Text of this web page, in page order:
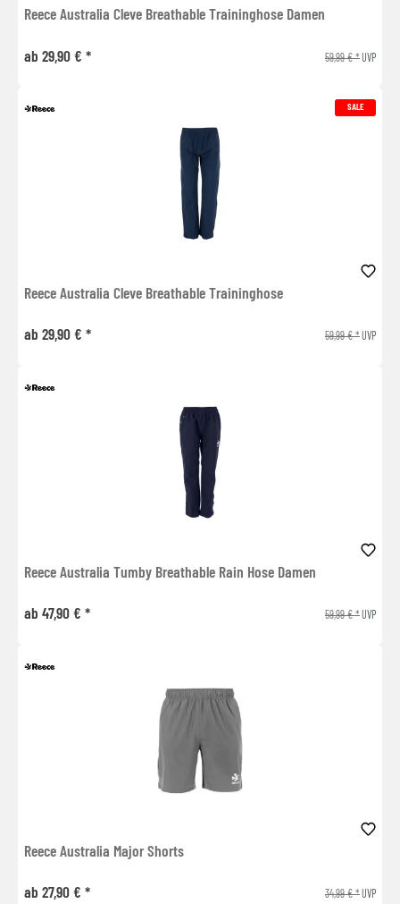
Reece Australia Cleve Breathable Traininghose Damen
ab 29,90 € * 59,99 € *UVP
SALE
Reece Australia Cleve Breathable Traininghose
ab 29,90 € * 59,99 € *UVP
Reece Australia Tumby Breathable Rain Hose Damen
ab 47,90 € * 59,99 € *UVP
Reece Australia Major Shorts
ab 27,90 € * 34,99 € *UVP